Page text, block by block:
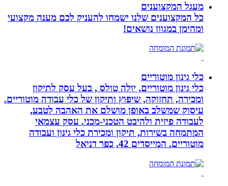
מעגל המקצוענים
כל המקצוענים שלנו ישמחו להעניק לכם מענה מקצועי
ומהימן במגוון נושאים!
כלי גינון מוטוריים
כלי גינון מוטוריים, יולה טולס , בעל עסק לתיקון
ומכירה, תחזוקה, שיפוץ ותיקון של כלי עבודה מוטוריים.
עיסוק שמשלב באופן מושלם את האהבה לטבע,
לעבודה פיזית ולהיבט הטכני-מכני. עסק עצמאי
המתמחה בשירות, תיקון ומכירת כלי גינון ועבודה
מוטוריים. המייסדים 42, כפר דניאל